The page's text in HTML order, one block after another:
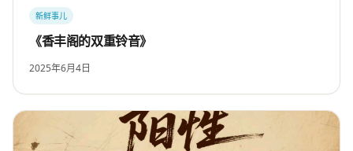
新鲜事儿
《香丰阁的双重铃音》
2025年6月4日